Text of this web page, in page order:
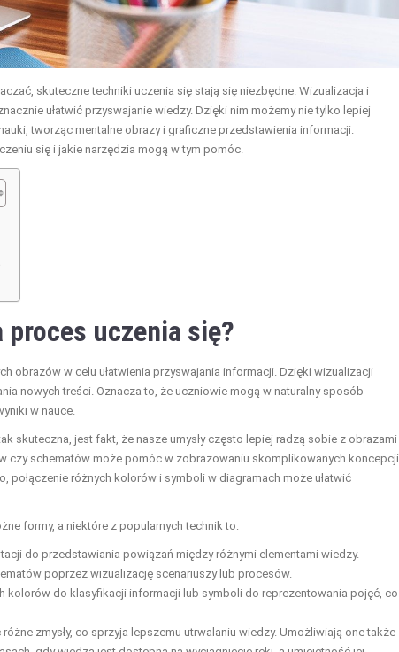
skuteczne techniki uczenia się stają się niezbędne. Wizualizacja i
ułatwić przyswajanie wiedzy. Dzięki nim możemy nie tylko lepiej
tworząc mentalne obrazy i graficzne przedstawienia informacji.
się i jakie narzędzia mogą w tym pomóc.
uczenia się?
obrazów w celu ułatwienia przyswajania informacji. Dzięki wizualizacji
nowych treści. Oznacza to, że uczniowie mogą w naturalny sposób
w nauce.
skuteczna, jest fakt, że nasze umysły często lepiej radzą sobie z obrazami
czy schematów może pomóc w zobrazowaniu skomplikowanych koncepcji,
połączenie różnych kolorów i symboli w diagramach może ułatwić
formy, a niektóre z popularnych technik to:
do przedstawiania powiązań między różnymi elementami wiedzy.
poprzez wizualizację scenariuszy lub procesów.
kolorów do klasyfikacji informacji lub symboli do reprezentowania pojęć, co
zmysły, co sprzyja lepszemu utrwalaniu wiedzy. Umożliwiają one także